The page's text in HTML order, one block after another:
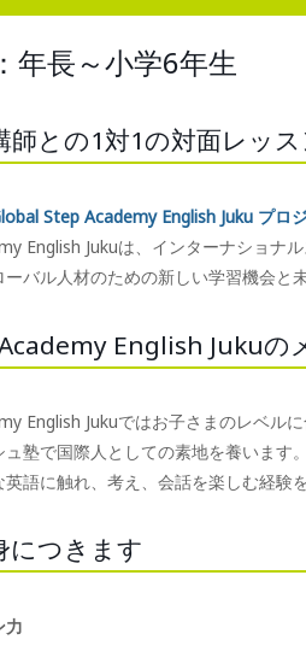
年長～小学6年生
師との1対1の対面レッス
Step Academy English Juku プロ
English Jukuは、インターナショナ
バル人材のための新しい学習機会と
English Jukuの
English Jukuではお子さまのレベルに
塾で国際人としての素地を養います。
語に触れ、考え、会話を楽しむ経験を
につきます
力